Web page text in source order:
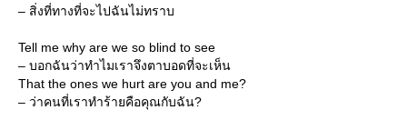
– สิ่งที่ทางที่จะไปฉันไม่ทราบ
Tell me why are we so blind to see
– บอกฉันว่าทำไมเราจึงตาบอดที่จะเห็น
That the ones we hurt are you and me?
– ว่าคนที่เราทำร้ายคือคุณกับฉัน?